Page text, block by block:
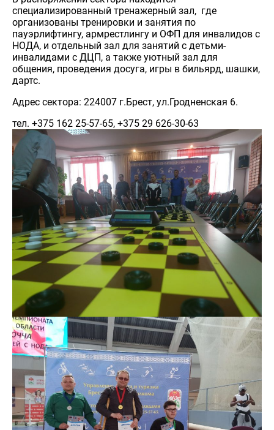
специализированный тренажерный зал, где
организованы тренировки и занятия по
пауэрлифтингу, армрестлингу и ОФП для инвалидов с
НОДА, и отдельный зал для занятий с детьми-
инвалидами с ДЦП, а также уютный зал для
общения, проведения досуга, игры в бильярд, шашки,
дартс.
Адрес сектора: 224007 г.Брест, ул.Гродненская 6.
тел. +375 162 25-57-65, +375 29 626-30-63